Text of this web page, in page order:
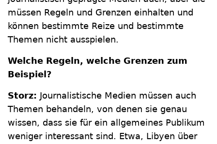
müssen Regeln und Grenzen einhalten und
können bestimmte Reize und bestimmte
Themen nicht ausspielen.
Welche Regeln, welche Grenzen zum
Beispiel?
Storz: Journalistische Medien müssen auch
Themen behandeln, von denen sie genau
wissen, dass sie für ein allgemeines Publikum
weniger interessant sind. Etwa, Libyen über